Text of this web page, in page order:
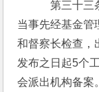
第三十三条
当事先经基金管
和督察长检查，
发布之日起5个
会派出机构备案。